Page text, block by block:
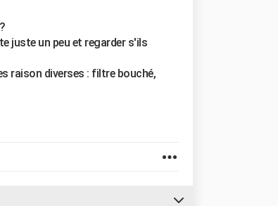
juste un peu et regarder s'ils
raison diverses : filtre bouché,